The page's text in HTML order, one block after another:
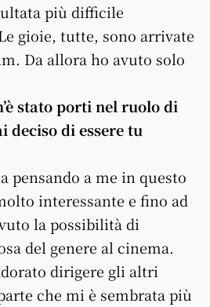
più difficile
gioie, tutte, sono arrivate
Da allora ho avuto solo
stato porti nel ruolo di
deciso di essere tu
pensando a me in questo
interessante e fino ad
la possibilità di
del genere al cinema.
dirigere gli altri
che mi è sembrata più